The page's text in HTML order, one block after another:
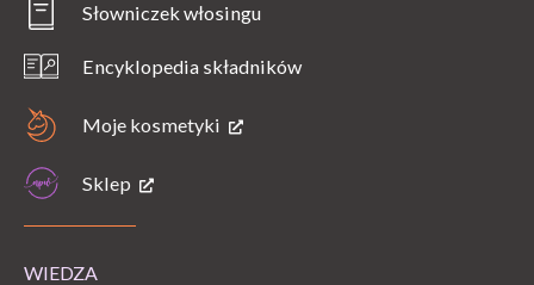
Słowniczek włosingu
Encyklopedia składników
Moje kosmetyki
Sklep
WIEDZA